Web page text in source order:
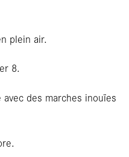
plein air.
8.
des marches inouïes